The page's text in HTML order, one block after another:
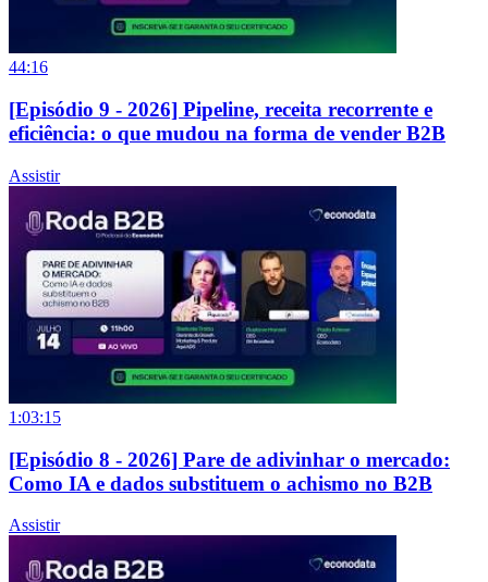
44:16
[Episódio 9 - 2026] Pipeline, receita recorrente e
eficiência: o que mudou na forma de vender B2B
Assistir
1:03:15
[Episódio 8 - 2026] Pare de adivinhar o mercado:
Como IA e dados substituem o achismo no B2B
Assistir